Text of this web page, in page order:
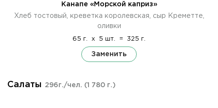
Канапе «Морской каприз»
Хлеб тостовый, креветка королевская, сыр Креметте,
оливки
65 г. x 5 шт. = 325 г.
Заменить
Салаты 296г./чел. (1 780 г.)